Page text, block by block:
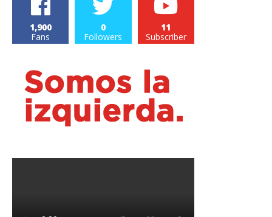
1,900
Fans
0
Followers
11
Subscriber